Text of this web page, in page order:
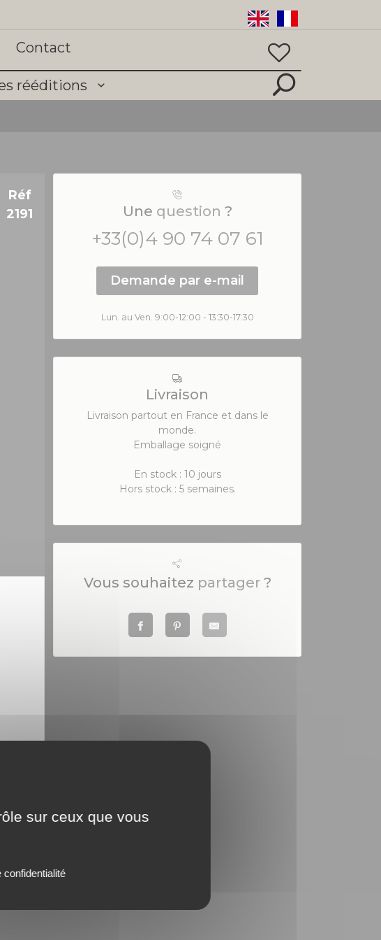
Contact
rééditions
Réf
2191
Une question ?
+33(0)4 90 74 07 61
Demande par e-mail
Lun. au Ven. 9:00-12:00 - 13:30-17:30
Livraison
Livraison partout en France et dans le
monde.
Emballage soigné
En stock : 10 jours
Hors stock : 5 semaines.
Vous souhaitez partager?
sur ceux que vous
confidentialité